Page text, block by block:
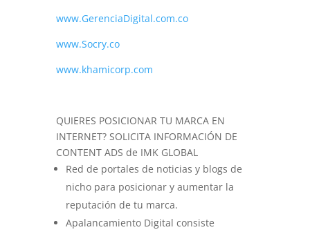
www.GerenciaDigital.com.co
www.Socry.co
www.khamicorp.com
QUIERES POSICIONAR TU MARCA EN
INTERNET? SOLICITA INFORMACIÓN DE
CONTENT ADS de IMK GLOBAL
Red de portales de noticias y blogs de
nicho para posicionar y aumentar la
reputación de tu marca.
Apalancamiento Digital consiste